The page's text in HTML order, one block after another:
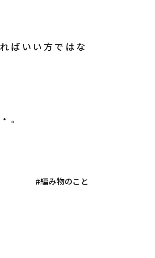
ばいい方ではな
。
#編み物のこと